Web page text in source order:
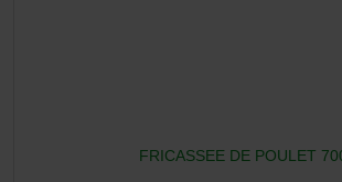
FRICASSEE DE POULET